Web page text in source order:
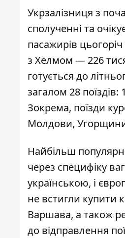
Укрзалізниця з
сполученні та
пасажирів
з Хелмом — 226
готується до
загалом 28
Зокрема, поїзди
Молдови,
Найбільш
через специфіку
українською, і
не встигли купити
Варшава, а також
до відправлення